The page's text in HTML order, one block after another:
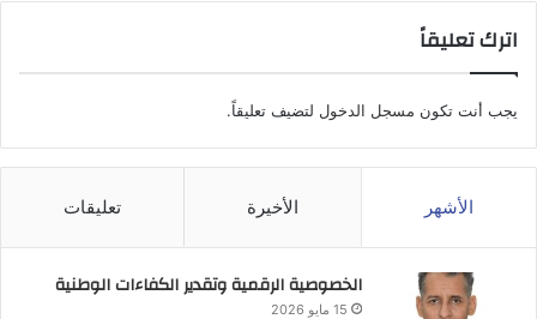
اترك تعليقاً
يجب أنت تكون مسجل الدخول لتضيف تعليقاً.
الأشهر الأخيرة تعليقات
الخصوصية الرقمية وتقدير الكفاءات الوطنية
15 مايو 2026